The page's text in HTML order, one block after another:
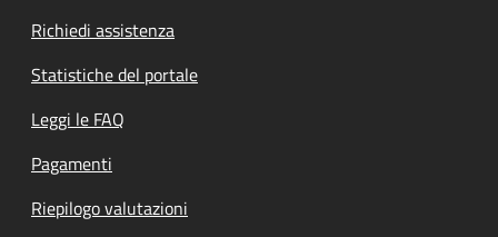
Richiedi assistenza
Statistiche del portale
Leggi le FAQ
Pagamenti
Riepilogo valutazioni